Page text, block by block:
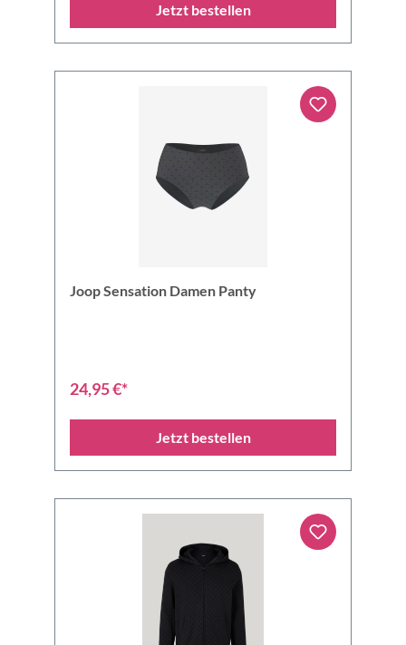
Jetzt bestellen
Joop Sensation Damen Panty
24,95 €*
Jetzt bestellen